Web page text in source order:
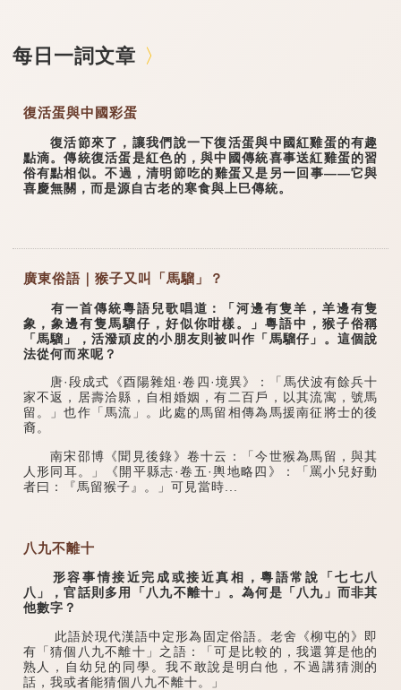
每日一詞文章
復活蛋與中國彩蛋
復活節來了，讓我們說一下復活蛋與中國紅雞蛋的有趣
點滴。傳統復活蛋是紅色的，與中國傳統喜事送紅雞蛋的習
俗有點相似。不過，清明節吃的雞蛋又是另一回事——它與
喜慶無關，而是源自古老的寒食與上巳傳統。
廣東俗語｜猴子又叫「馬騮」？
有一首傳統粵語兒歌唱道：「河邊有隻羊，羊邊有隻
象，象邊有隻馬騮仔，好似你咁樣。」粵語中，猴子俗稱
「馬騮」，活潑頑皮的小朋友則被叫作「馬騮仔」。這個說
法從何而來呢？
唐·段成式《酉陽雜俎·卷四·境異》：「馬伏波有餘兵十
家不返，居壽洽縣，自相婚姻，有二百戶，以其流寓，號馬
留。」也作「馬流」。此處的馬留相傳為馬援南征將士的後
裔。
南宋邵博《聞見後錄》卷十云：「今世猴為馬留，與其
人形同耳。」《開平縣志·卷五·輿地略四》：「罵小兒好動
者曰：『馬留猴子』。」可見當時...
八九不離十
形容事情接近完成或接近真相，粵語常說「七七八
八」，官話則多用「八九不離十」。為何是「八九」而非其
他數字？
此語於現代漢語中定形為固定俗語。老舍《柳屯的》即
有「猜個八九不離十」之語：「可是比較的，我還算是他的
熟人，自幼兒的同學。我不敢說是明白他，不過講猜測的
話，我或者能猜個八九不離十。」